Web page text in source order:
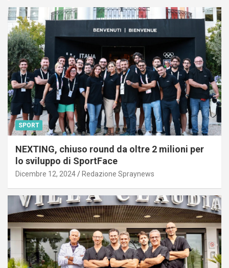
SPORT
NEXTING, chiuso round da oltre 2 milioni per
lo sviluppo di SportFace
Dicembre 12, 2024 Redazione Spraynews